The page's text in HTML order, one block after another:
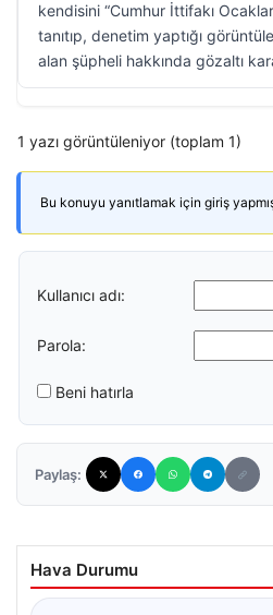
kendisini “Cumhur İttifakı
tanıtıp, denetim yaptığı
alan şüpheli hakkında gözaltı
1 yazı görüntüleniyor (toplam 1)
Bu konuyu yanıtlamak için giriş yapmış
Kullanıcı adı:
Parola:
Beni hatırla
Paylaş:
Hava Durumu